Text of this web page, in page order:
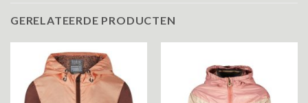
GERELATEERDE PRODUCTEN